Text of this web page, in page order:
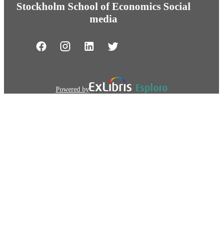
Stockholm School of Economics Social
media
Powered by